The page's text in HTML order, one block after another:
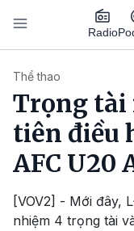
Nhảy đến nội dung
Radio
Thể thao
Trọng tài
tiên điều
AFC U20
[VOV2] - Mới đây,
nhiệm 4 trọng tài